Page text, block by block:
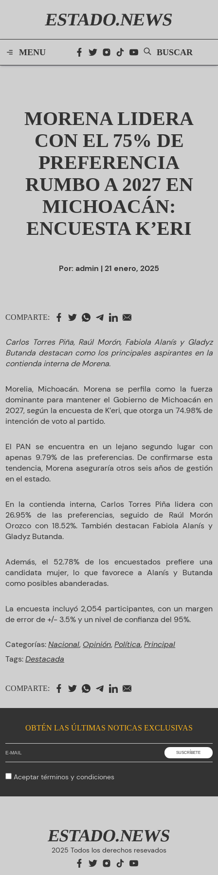
ESTADO.NEWS
MENU BUSCAR
MORENA LIDERA
CON EL 75% DE
PREFERENCIA
RUMBO A 2027 EN
MICHOACÁN:
ENCUESTA K’ERI
Por: admin | 21 enero, 2025
COMPARTE:
Carlos Torres Piña, Raúl Morón, Fabiola Alanís y Gladyz
Butanda destacan como los principales aspirantes en la
contienda interna de Morena.
Morelia, Michoacán. Morena se perfila como la fuerza
dominante para mantener el Gobierno de Michoacán en
2027, según la encuesta de K’eri, que otorga un 74.98% de
intención de voto al partido.
El PAN se encuentra en un lejano segundo lugar con
apenas 9.79% de las preferencias. De confirmarse esta
tendencia, Morena aseguraría otros seis años de gestión
en el estado.
En la contienda interna, Carlos Torres Piña lidera con
26.95% de las preferencias, seguido de Raúl Morón
Orozco con 18.52%. También destacan Fabiola Alanís y
Gladyz Butanda.
Además, el 52.78% de los encuestados prefiere una
candidata mujer, lo que favorece a Alanís y Butanda
como posibles abanderadas.
La encuesta incluyó 2,054 participantes, con un margen
de error de +/- 3.5% y un nivel de confianza del 95%.
Categorías:Nacional, Opinión,Política,Principal
Tags:Destacada
COMPARTE:
OBTÉN LAS ÚLTIMAS NOTICAS EXCLUSIVAS
Aceptartérminos y condiciones
ESTADO.NEWS
2025 Todos los derechos resevados